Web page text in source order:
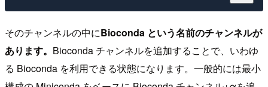
そのチャンネルの中にBioconda という名前のチャンネルが
あります。 Bioconda チャンネルを追加することで、いわゆ
る Bioconda を利用できる状態になります。一般的には最小